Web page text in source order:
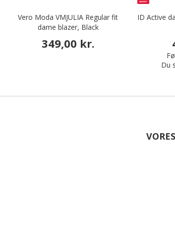
Vero Moda VMJULIA Regular fit
dame blazer, Black
349,00 kr.
ID Active
Du